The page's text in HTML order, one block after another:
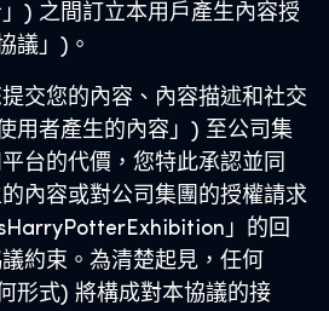
) 之間訂立本用戶產生內容授
議」)。
交您的內容、內容描述和社交
用者產生的內容」) 至公司集
台的代價，您特此承認並同
內容或對公司集團的授權請求
」的回
約束。為清楚起見，任何
形式) 將構成對本協議的接